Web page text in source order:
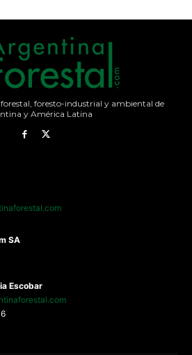
foresto-industrial y ambiental de
y América Latina
SA
Escobar